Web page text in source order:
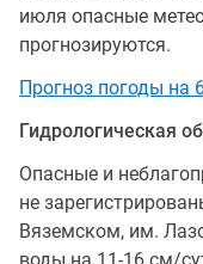
июля опасные
прогнозируются.
Прогноз погоды на
Гидрологическая
Опасные и
не
Вяземском, им.
воды на 11-16 см/